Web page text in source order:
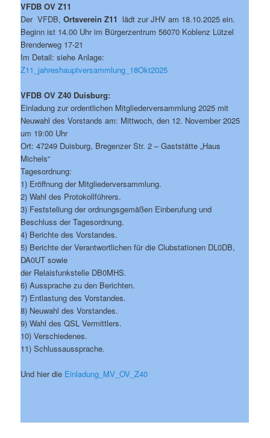
VFDB OV Z11
Der VFDB, Ortsverein Z11 lädt zur JHV am 18.10.2025 ein.
Beginn ist 14.00 Uhr im Bürgerzentrum 56070 Koblenz Lützel
Brenderweg 17-21
Im Detail: siehe Anlage:
Z11_jahreshauptversammlung_18Okt2025
VFDB OV Z40 Duisburg:
Einladung zur ordentlichen Mitgliederversammlung 2025 mit
Neuwahl des Vorstands am: Mittwoch, den 12. November 2025
um 19:00 Uhr
Ort: 47249 Duisburg, Bregenzer Str. 2 – Gaststätte „Haus
Michels“
Tagesordnung:
1) Eröffnung der Mitgliederversammlung.
2) Wahl des Protokollführers.
3) Feststellung der ordnungsgemäßen Einberufung und
Beschluss der Tagesordnung.
4) Berichte des Vorstandes.
5) Berichte der Verantwortlichen für die Clubstationen DL0DB,
DA0UT sowie
der Relaisfunkstelle DB0MHS.
6) Aussprache zu den Berichten.
7) Entlastung des Vorstandes.
8) Neuwahl des Vorstandes.
9) Wahl des QSL Vermittlers.
10) Verschiedenes.
11) Schlussaussprache.
Und hier die Einladung_MV_OV_Z40